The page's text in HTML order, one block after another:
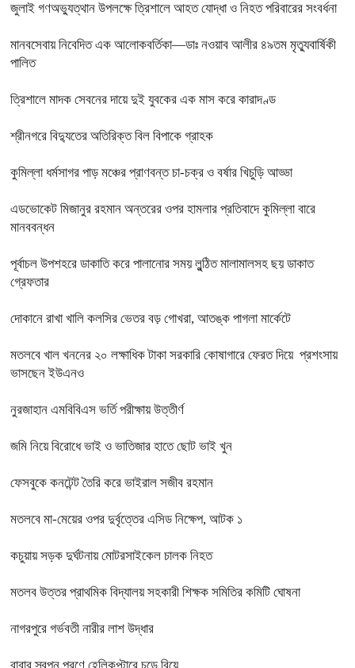
জুলাই গণঅভ্যুত্থান উপলক্ষে ত্রিশালে আহত যোদ্ধা ও নিহত পরিবারের সংবর্ধনা
মানবসেবায় নিবেদিত এক আলোকবর্তিকা—ডাঃ নওয়াব আলীর ৪৯তম মৃত্যুবার্ষিকী
পালিত
ত্রিশালে মাদক সেবনের দায়ে দুই যুবকের এক মাস করে কারাদণ্ড
শ্রীনগরে বিদ্যুতের অতিরিক্ত বিল বিপাকে গ্রাহক
কুমিল্লা ধর্মসাগর পাড় মঞ্চের প্রাণবন্ত চা-চক্র ও বর্ষার খিচুড়ি আড্ডা
এডভোকেট মিজানুর রহমান অন্তরের ওপর হামলার প্রতিবাদে কুমিল্লা বারে
মানববন্ধন
পূর্বাচল উপশহরে ডাকাতি করে পালানোর সময় লুন্ঠিত মালামালসহ ছয় ডাকাত
গ্রেফতার
দোকানে রাখা খালি কলসির ভেতর বড় গোখরা, আতঙ্ক পাগলা মার্কেটে
মতলবে খাল খননের ২০ লক্ষাধিক টাকা সরকারি কোষাগারে ফেরত দিয়ে প্রশংসায়
ভাসছেন ইউএনও
নুরজাহান এমবিবিএস ভর্তি পরীক্ষায় উত্তীর্ণ
জমি নিয়ে বিরোধে ভাই ও ভাতিজার হাতে ছোট ভাই খুন
ফেসবুকে কনটেন্ট তৈরি করে ভাইরাল সজীব রহমান
মতলবে মা-মেয়ের ওপর দুর্বৃত্তের এসিড নিক্ষেপ, আটক ১
কচুয়ায় সড়ক দুর্ঘটনায় মোটরসাইকেল চালক নিহত
মতলব উত্তর প্রাথমিক বিদ্যালয় সহকারী শিক্ষক সমিতির কমিটি ঘোষনা
নাগরপুরে গর্ভবতী নারীর লাশ উদ্ধার